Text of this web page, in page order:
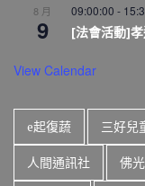
8 月
9
09:00:00 -
[法會活動]
View Calendar
e起復蔬 三好兒
人間通訊社 佛